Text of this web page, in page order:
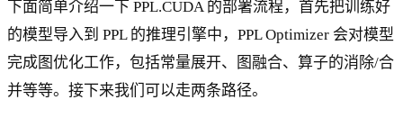
下面简单介绍一下 PPL.CUDA 的部署流程，首先把训练好
的模型导入到 PPL 的推理引擎中，PPL Optimizer 会对模型
完成图优化工作，包括常量展开、图融合、算子的消除/合
并等等。接下来我们可以走两条路径。